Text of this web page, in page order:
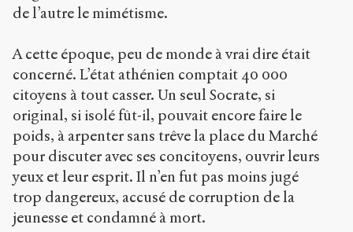
de l’autre le mimétisme.
A cette époque, peu de monde à vrai dire était
concerné. L’état athénien comptait 40 000
citoyens à tout casser. Un seul Socrate, si
original, si isolé fût-il, pouvait encore faire le
poids, à arpenter sans trêve la place du Marché
pour discuter avec ses concitoyens, ouvrir leurs
yeux et leur esprit. Il n’en fut pas moins jugé
trop dangereux, accusé de corruption de la
jeunesse et condamné à mort.